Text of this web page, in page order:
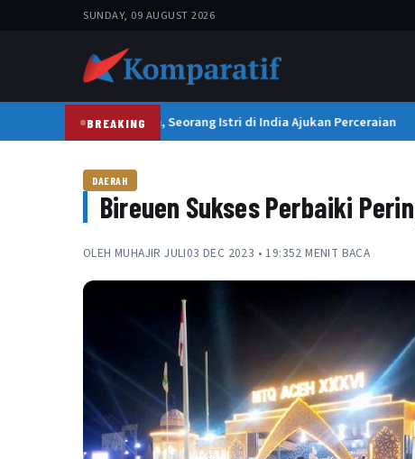
SUNDAY, 09 AUGUST 2026
BREAKING
Suami Terlalu Sempurna, Seorang Istri di India Ajukan Perceraian
DAERAH
Bireuen Sukses Perbaiki
OLEH MUHAJIR JULI03 DEC 2023 • 19:352 MENIT BACA